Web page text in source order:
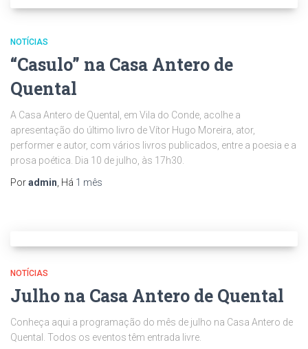
NOTÍCIAS
“Casulo” na Casa Antero de
Quental
A Casa Antero de Quental, em Vila do Conde, acolhe a
apresentação do último livro de Vítor Hugo Moreira, ator,
performer e autor, com vários livros publicados, entre a poesia e a
prosa poética. Dia 10 de julho, às 17h30.
Poradmin , Há 1 mês
NOTÍCIAS
Julho na Casa Antero de Quental
Conheça aqui a programação do mês de julho na Casa Antero de
Quental. Todos os eventos têm entrada livre.